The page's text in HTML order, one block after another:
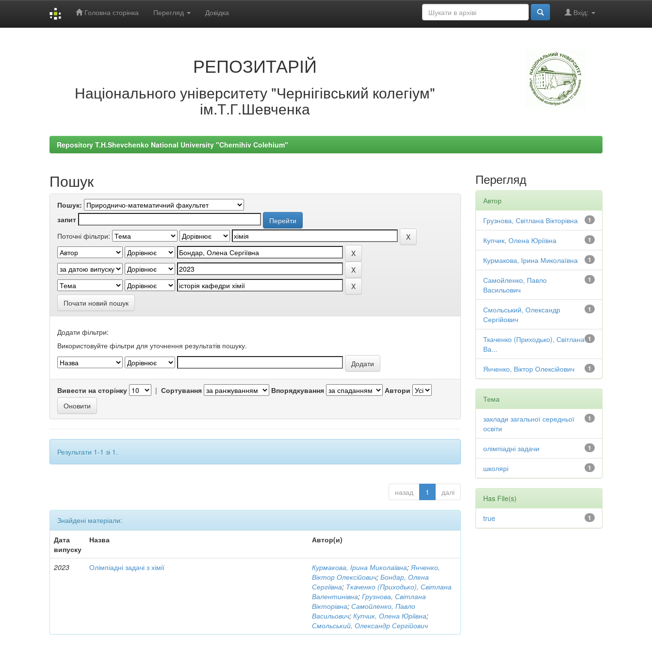
Головна сторінка Перегляд Довідка Вхід:
РЕПОЗИТАРІЙ
Національного університету "Чернігівський колегіум"
ім.Т.Г.Шевченка
Repository T.H.Shevchenko National University "Chernihiv Colehium"
Пошук
Пошук:
запит
Поточні фільтри:
Почати новий пошук
Додати фільтри:
Використовуйте фільтри для уточнення результатів пошуку.
Вивести на сторінку | Сортування Впорядкування Автори
Результати 1-1 зі 1.
назад 1 далі
Знайдені матеріали:
Дата
випуску
Назва Автор(и)
2023 Олімпіадні задачі з хімії Курмакова, Ірина Миколаївна;Янченко,
Віктор Олексійович;Бондар, Олена
Сергіївна; Ткаченко (Приходько), Світлана
Валентинівна;Грузнова, Світлана
Вікторівна;Самойленко, Павло
Васильович;Купчик, Олена Юріївна;
Смольський, Олександр Сергійович
Перегляд
Автор
1
Грузнова, Світлана Вікторівна
1
Купчик, Олена Юріївна
1
Курмакова, Ірина Миколаївна
1
Самойленко, Павло
Васильович
1
Смольський, Олександр
Сергійович
1
Ткаченко (Приходько), Світлана
Ва...
1
Янченко, Віктор Олексійович
Тема
1
заклади загальної середньої
освіти
1
олімпіадні задачи
1
школярі
Has File(s)
1
true